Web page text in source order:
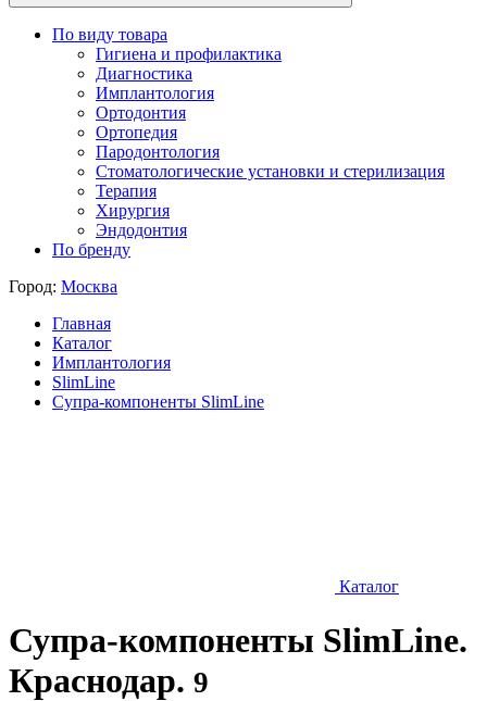
По виду товара
Гигиена и профилактика
Диагностика
Имплантология
Ортодонтия
Ортопедия
Пародонтология
Стоматологические установки и стерилизация
Терапия
Хирургия
Эндодонтия
По бренду
Город: Москва
Главная
Каталог
Имплантология
SlimLine
Супра-компоненты SlimLine
Каталог
Супра-компоненты SlimLine.
Краснодар. 9